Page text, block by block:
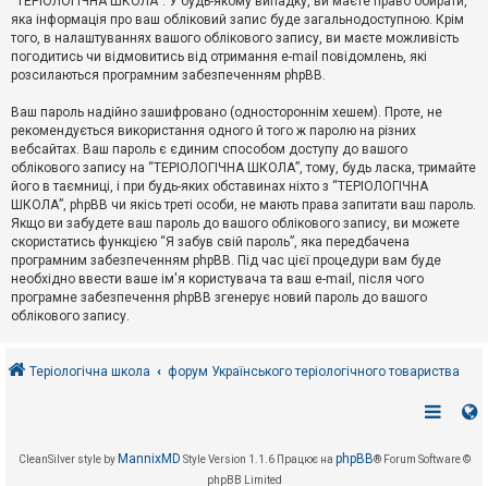
Д
о
м
о
г
яка інформація про ваш обліковий запис буде загальнодоступною. Крім
того, в налаштуваннях вашого облікового запису, ви маєте можливість
погодитись чи відмовитись від отримання e-mail повідомлень, які
розсилаються програмним забезпеченням phpBB.
Ваш пароль надійно зашифровано (одностороннім хешем). Проте, не
рекомендується використання одного й того ж паролю на різних
вебсайтах. Ваш пароль є єдиним способом доступу до вашого
облікового запису на “ТЕРІОЛОГІЧНА ШКОЛА”, тому, будь ласка, тримайте
його в таємниці, і при будь-яких обставинах ніхто з “ТЕРІОЛОГІЧНА
ШКОЛА”, phpBB чи якісь треті особи, не мають права запитати ваш пароль.
Якщо ви забудете ваш пароль до вашого облікового запису, ви можете
скористатись функцією “Я забув свій пароль”, яка передбачена
програмним забезпеченням phpBB. Під час цієї процедури вам буде
необхідно ввести ваше ім'я користувача та ваш e-mail, після чого
програмне забезпечення phpBB згенерує новий пароль до вашого
облікового запису.
Теріологічна школа форум Українського теріологічного товариства
CleanSilver style by MannixMD Style Version 1.1.6 Працює на phpBB® Forum Software ©
phpBB Limited